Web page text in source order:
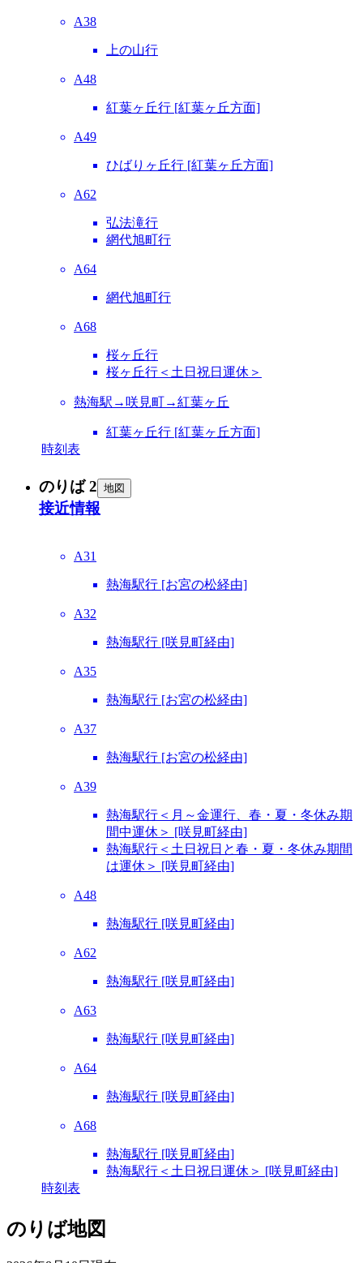
A38
上の山行
A48
紅葉ヶ丘行 [紅葉ヶ丘方面]
A49
ひばりヶ丘行 [紅葉ヶ丘方面]
A62
弘法滝行
網代旭町行
A64
網代旭町行
A68
桜ヶ丘行
桜ヶ丘行＜土日祝日運休＞
熱海駅→咲見町→紅葉ヶ丘
紅葉ヶ丘行 [紅葉ヶ丘方面]
時刻表
のりば 2 地図
接近情報
A31
熱海駅行 [お宮の松経由]
A32
熱海駅行 [咲見町経由]
A35
熱海駅行 [お宮の松経由]
A37
熱海駅行 [お宮の松経由]
A39
熱海駅行＜月～金運行、春・夏・冬休み期
間中運休＞ [咲見町経由]
熱海駅行＜土日祝日と春・夏・冬休み期間
は運休＞ [咲見町経由]
A48
熱海駅行 [咲見町経由]
A62
熱海駅行 [咲見町経由]
A63
熱海駅行 [咲見町経由]
A64
熱海駅行 [咲見町経由]
A68
熱海駅行 [咲見町経由]
熱海駅行＜土日祝日運休＞ [咲見町経由]
時刻表
のりば地図